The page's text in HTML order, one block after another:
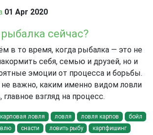
01 Apr 2020
сейчас?
в то время, когда рыбалка — это не
себя, семью и друзей, но и
эмоции от процесса и борьбы.
важно, каким именно видом ловли
взгляд на процесс.
карповая ловля ловля ловля карпов
бойл
снасти ловить рыбу карпфишинг